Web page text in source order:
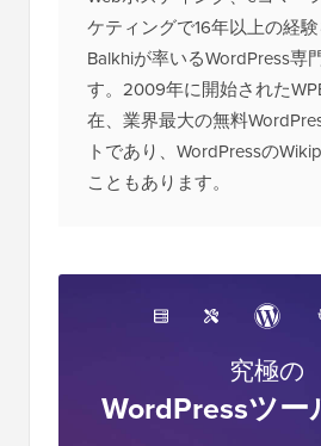
ケティングで16年以上の経
Balkhiが率いるWordPress専
す。2009年に開始された
在、業界最大の無料
トであり、WordPressの
こともあります。
究極の
WordPressツー